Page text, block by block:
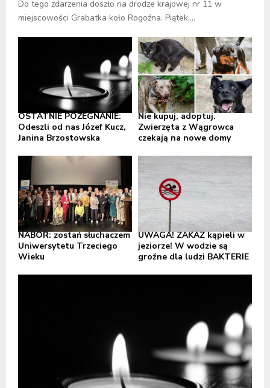
Do tego zdarzenia doszło na drodze krajowej nr 11 w
miejscowości Grabatka koło Rogoźna. Piątek,...
OSTATNIE POŻEGNANIE:
Odeszli od nas Józef Kucz,
Janina Brzostowska
Nie kupuj, adoptuj.
Zwierzęta z Wągrowca
czekają na nowe domy
NABÓR: zostań słuchaczem
Uniwersytetu Trzeciego
Wieku
UWAGA! ZAKAZ kąpieli w
jeziorze! W wodzie są
groźne dla ludzi BAKTERIE